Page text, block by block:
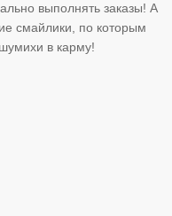
выполнять заказы! А
смайлики, по которым
в карму!